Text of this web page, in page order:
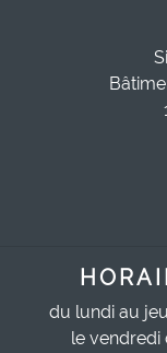
du lundi au
le vendredi